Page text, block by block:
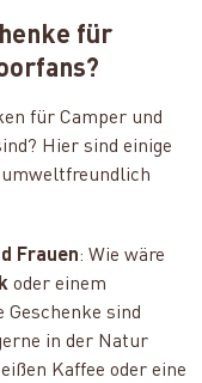
für
für Camper und
Hier sind einige
umweltfreundlich
Frauen: Wie wäre
oder einem
Geschenke sind
in der Natur
Kaffee oder eine